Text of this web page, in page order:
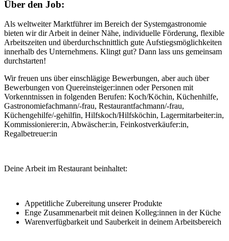
Über den Job:
Als weltweiter Marktführer im Bereich der Systemgastronomie
bieten wir dir Arbeit in deiner Nähe, individuelle Förderung, flexible
Arbeitszeiten und überdurchschnittlich gute Aufstiegsmöglichkeiten
innerhalb des Unternehmens. Klingt gut? Dann lass uns gemeinsam
durchstarten!
Wir freuen uns über einschlägige Bewerbungen, aber auch über
Bewerbungen von Quereinsteiger:innen oder Personen mit
Vorkenntnissen in folgenden Berufen: Koch/Köchin, Küchenhilfe,
Gastronomiefachmann/-frau, Restaurantfachmann/-frau,
Küchengehilfe/-gehilfin, Hilfskoch/Hilfsköchin, Lagermitarbeiter:in,
Kommissionierer:in, Abwäscher:in, Feinkostverkäufer:in,
Regalbetreuer:in
Deine Arbeit im Restaurant beinhaltet:
Appetitliche Zubereitung unserer Produkte
Enge Zusammenarbeit mit deinen Kolleg:innen in der Küche
Warenverfügbarkeit und Sauberkeit in deinem Arbeitsbereich